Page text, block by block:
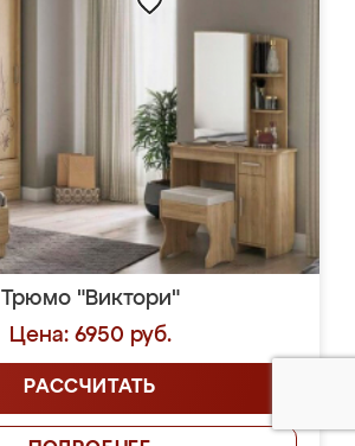
Трюмо "Виктори"
Цена: 6950 руб.
РАССЧИТАТЬ